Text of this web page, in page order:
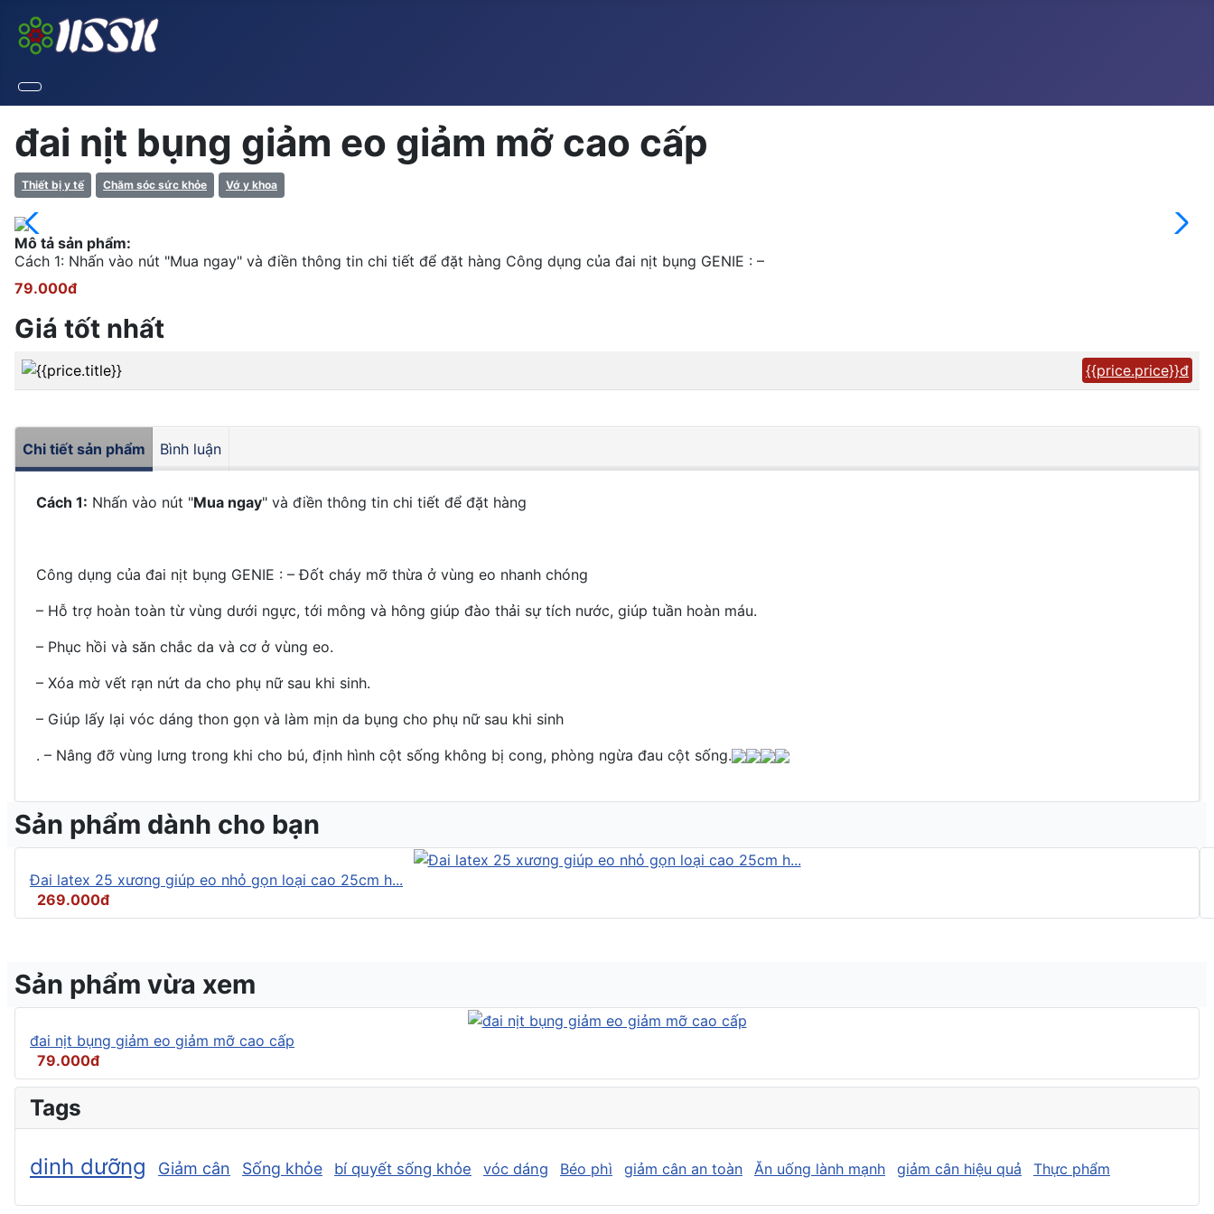
đai nịt bụng giảm eo giảm mỡ cao cấp
Thiết bị y tế Chăm sóc sức khỏe Vớ y khoa
Mô tả sản phẩm:
Cách 1: Nhấn vào nút "Mua ngay" và điền thông tin chi tiết để đặt hàng Công dụng của đai nịt bụng GENIE : –
79.000đ
Giá tốt nhất
{{price.price}}đ
Chi tiết sản phẩm Bình luận
Cách 1: Nhấn vào nút "Mua ngay" và điền thông tin chi tiết để đặt hàng
Công dụng của đai nịt bụng GENIE : – Đốt cháy mỡ thừa ở vùng eo nhanh chóng
– Hỗ trợ hoàn toàn từ vùng dưới ngực, tới mông và hông giúp đào thải sự tích nước, giúp tuần hoàn máu.
– Phục hồi và săn chắc da và cơ ở vùng eo.
– Xóa mờ vết rạn nứt da cho phụ nữ sau khi sinh.
– Giúp lấy lại vóc dáng thon gọn và làm mịn da bụng cho phụ nữ sau khi sinh
. – Nâng đỡ vùng lưng trong khi cho bú, định hình cột sống không bị cong, phòng ngừa đau cột sống.
Sản phẩm dành cho bạn
Đai latex 25 xương giúp eo nhỏ gọn loại cao 25cm h...
269.000đ
Sản phẩm vừa xem
đai nịt bụng giảm eo giảm mỡ cao cấp
79.000đ
Tags
dinh dưỡng Giảm cân Sống khỏe bí quyết sống khỏe vóc dáng Béo phì giảm cân an toàn Ăn uống lành mạnh giảm cân hiệu quả Thực phẩm